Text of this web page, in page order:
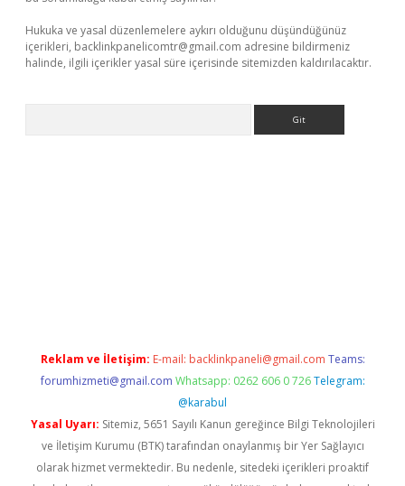
Hukuka ve yasal düzenlemelere aykırı olduğunu düşündüğünüz
içerikleri, backlinkpanelicomtr@gmail.com adresine bildirmeniz
halinde, ilgili içerikler yasal süre içerisinde sitemizden kaldırılacaktır.
Reklam ve İletişim: E-mail: backlinkpaneli@gmail.com Teams:
forumhizmeti@gmail.com Whatsapp: 0262 606 0 726 Telegram:
@karabul
Yasal Uyarı: Sitemiz, 5651 Sayılı Kanun gereğince Bilgi Teknolojileri
ve İletişim Kurumu (BTK) tarafından onaylanmış bir Yer Sağlayıcı
olarak hizmet vermektedir. Bu nedenle, sitedeki içerikleri proaktif